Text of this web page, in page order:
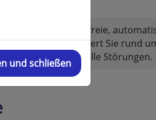
Unsere kostenfreie,
Ansage informiert Sie rund
Uhr über aktuelle Störungen.
und schließen